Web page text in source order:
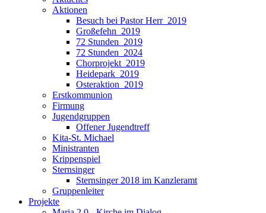
Aktionen
Besuch bei Pastor Herr_2019
Großefehn_2019
72 Stunden_2019
72 Stunden_2024
Chorprojekt_2019
Heidepark_2019
Osteraktion_2019
Erstkommunion
Firmung
Jugendgruppen
Offener Jugendtreff
Kita-St. Michael
Ministranten
Krippenspiel
Sternsinger
Sternsinger 2018 im Kanzleramt
Gruppenleiter
Projekte